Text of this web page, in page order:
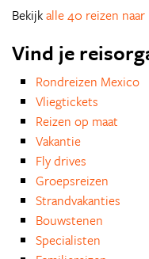
Bekijkalle 40 reizen
Vind je
Rondreizen Mexico
Vliegtickets
Reizen op maat
Vakantie
Fly drives
Groepsreizen
Strandvakanties
Bouwstenen
Specialisten